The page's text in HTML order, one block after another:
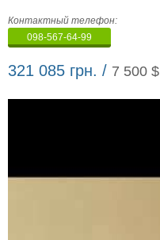
Агенство
недвижимости
"Аверс"
Контактный телефон:
098-567-64-99
321 085 грн. / 7 500 $